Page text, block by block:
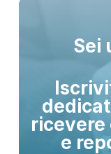
Sei
ricevere
e